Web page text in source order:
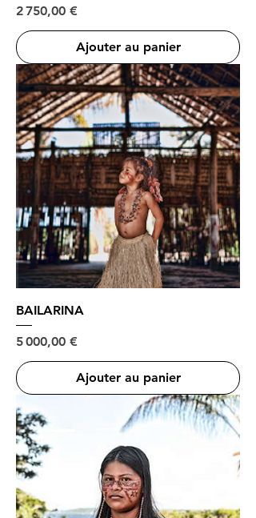
Prix
2 750,00 €
Ajouter au panier
BAILARINA
Prix
5 000,00 €
Ajouter au panier